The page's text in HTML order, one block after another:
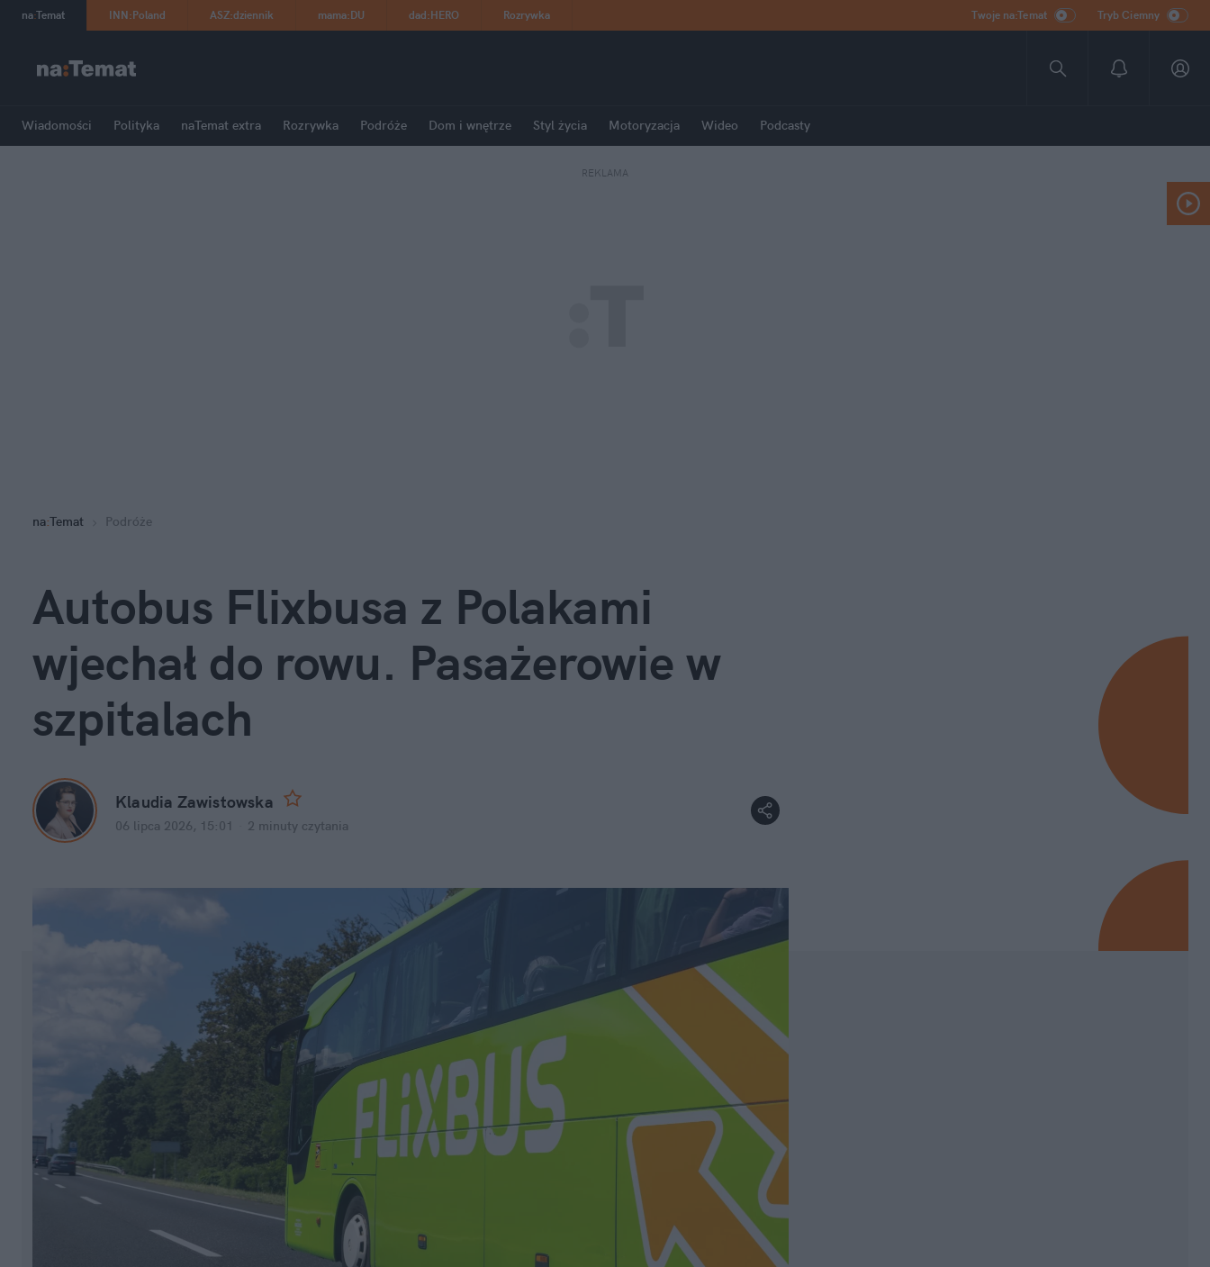
na:Temat INN:Poland ASZ:dziennik mama:DU dad:HERO Rozrywka Twoje na:Temat Tryb Ciemny
Wiadomości Polityka naTemat extra Rozrywka Podróże Dom i wnętrze Styl życia Motoryzacja Wideo Podcasty
REKLAMA
na:Temat Podróże
Autobus Flixbusa z Polakami
wjechał do rowu. Pasażerowie w
szpitalach
Klaudia Zawistowska
06 lipca 2026, 15:01 2 minuty czytania